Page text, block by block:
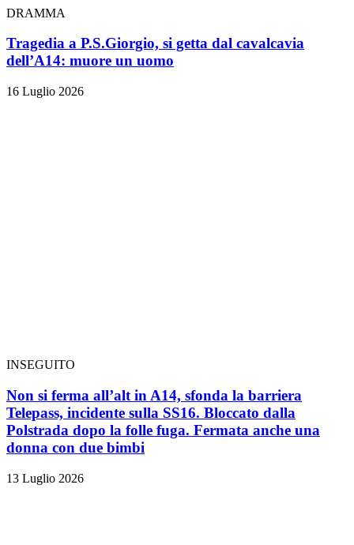
DRAMMA
Tragedia a P.S.Giorgio, si getta dal cavalcavia
dell’A14: muore un uomo
16 Luglio 2026
INSEGUITO
Non si ferma all’alt in A14, sfonda la barriera
Telepass, incidente sulla SS16. Bloccato dalla
Polstrada dopo la folle fuga. Fermata anche una
donna con due bimbi
13 Luglio 2026